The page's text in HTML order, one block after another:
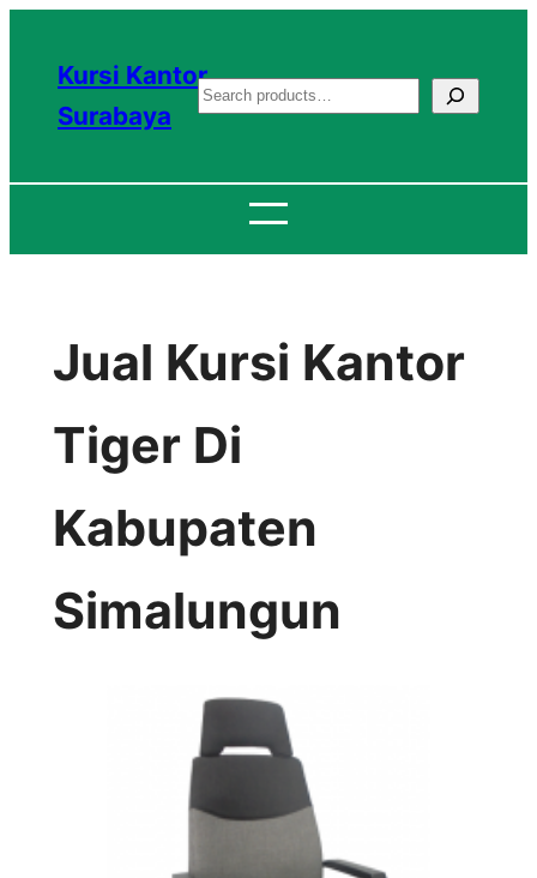
konten
Kursi Kantor
Surabaya
S
a
c
Jual Kursi Kantor
Tiger Di
Kabupaten
Simalungun